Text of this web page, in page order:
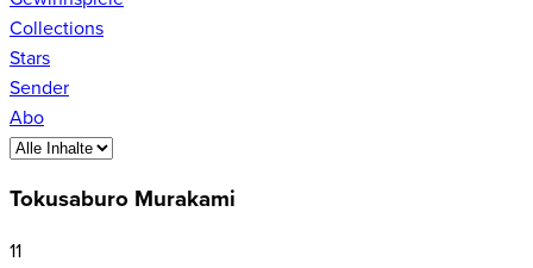
Collections
Stars
Sender
Abo
Tokusaburo Murakami
11